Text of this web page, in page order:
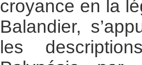
croyance en la
Balandier,
les